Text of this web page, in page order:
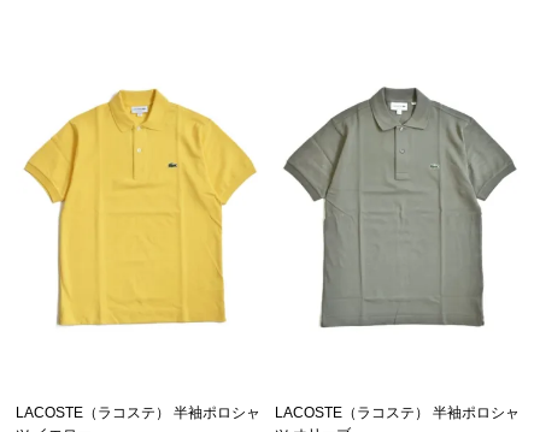
LACOSTE（ラコステ） 半袖ポロシャ
LACOSTE（ラコステ） 半袖ポロシャ